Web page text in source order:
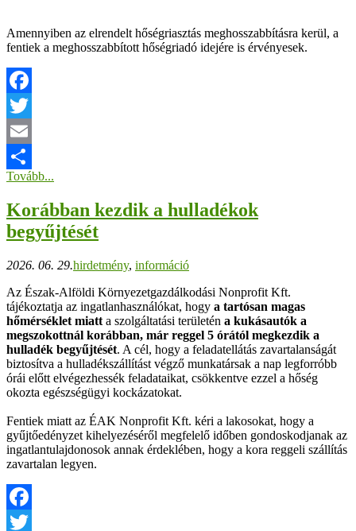
Amennyiben az elrendelt hőségriasztás meghosszabbításra kerül, a
fentiek a meghosszabbított hőségriadó idejére is érvényesek.
Facebook
Twitter
Email
Ossza
meg
Tovább...
Korábban kezdik a hulladékok
begyűjtését
2026. 06. 29.hirdetmény, információ
Az Észak-Alföldi Környezetgazdálkodási Nonprofit Kft.
tájékoztatja az ingatlanhasználókat, hogy a tartósan magas
hőmérséklet miatt a szolgáltatási területén a kukásautók a
megszokottnál korábban, már reggel 5 órától megkezdik a
hulladék begyűjtését. A cél, hogy a feladatellátás zavartalanságát
biztosítva a hulladékszállítást végző munkatársak a nap legforróbb
órái előtt elvégezhessék feladataikat, csökkentve ezzel a hőség
okozta egészségügyi kockázatokat.
Fentiek miatt az ÉAK Nonprofit Kft. kéri a lakosokat, hogy a
gyűjtőedényzet kihelyezéséről megfelelő időben gondoskodjanak az
ingatlantulajdonosok annak érdeklében, hogy a kora reggeli szállítás
zavartalan legyen.
Facebook